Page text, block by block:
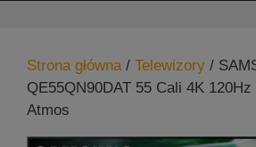
Strona główna/ Telewizory /
QE55QN90DAT 55 Cali 4K
Atmos